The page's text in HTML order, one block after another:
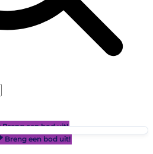
Breng een bod uit!
Breng een bod uit!